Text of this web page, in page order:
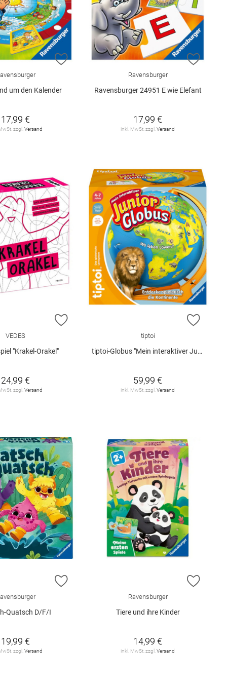
HINZUFÜGEN ZUR WUNSCHLISTE HINZUFÜGEN
um den Kalender
17,99 €
zzgl.Versand
ZUR
Ravensburger
Ravensburger 24951 E wie Elefant
17,99 €
inkl. MwSt. zzgl.Versand
HINZUFÜGEN
VEDES
"Krakel-Orakel"
24,99 €
zzgl.Versand
ZUR
tiptoi
tiptoi-Globus "Mein interaktiver Junior Globus"
59,99 €
inkl. MwSt. zzgl.Versand
HINZUFÜGEN
Quatsch D/F/I
19,99 €
zzgl.Versand
ZUR
Ravensburger
Tiere und ihre Kinder
14,99 €
inkl. MwSt. zzgl.Versand